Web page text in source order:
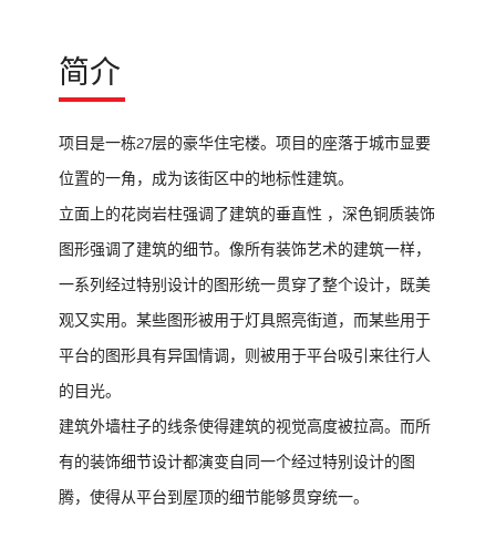
简介
项目是一栋27层的豪华住宅楼。项目的座落于城市显要
位置的一角，成为该街区中的地标性建筑。
立面上的花岗岩柱强调了建筑的垂直性 ，深色铜质装饰
图形强调了建筑的细节。像所有装饰艺术的建筑一样，
一系列经过特别设计的图形统一贯穿了整个设计，既美
观又实用。某些图形被用于灯具照亮街道，而某些用于
平台的图形具有异国情调，则被用于平台吸引来往行人
的目光。
建筑外墙柱子的线条使得建筑的视觉高度被拉高。而所
有的装饰细节设计都演变自同一个经过特别设计的图
腾，使得从平台到屋顶的细节能够贯穿统一。